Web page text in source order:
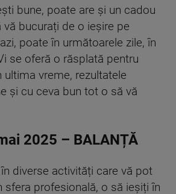
bune, poate are și un cadou
bucurați de o ieșire pe
poate în următoarele zile, în
se oferă o răsplată pentru
ultima vreme, rezultatele
și cu ceva bun tot o să vă
2025 – BALANȚĂ
diverse activități care vă pot
sfera profesională, o să ieșiți în